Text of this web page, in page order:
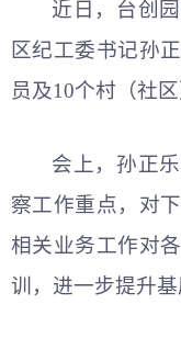
近日，台创
区纪工委书记孙
员及10个村（社
会上，孙正
察工作重点，对
相关业务工作对
训，进一步提升基